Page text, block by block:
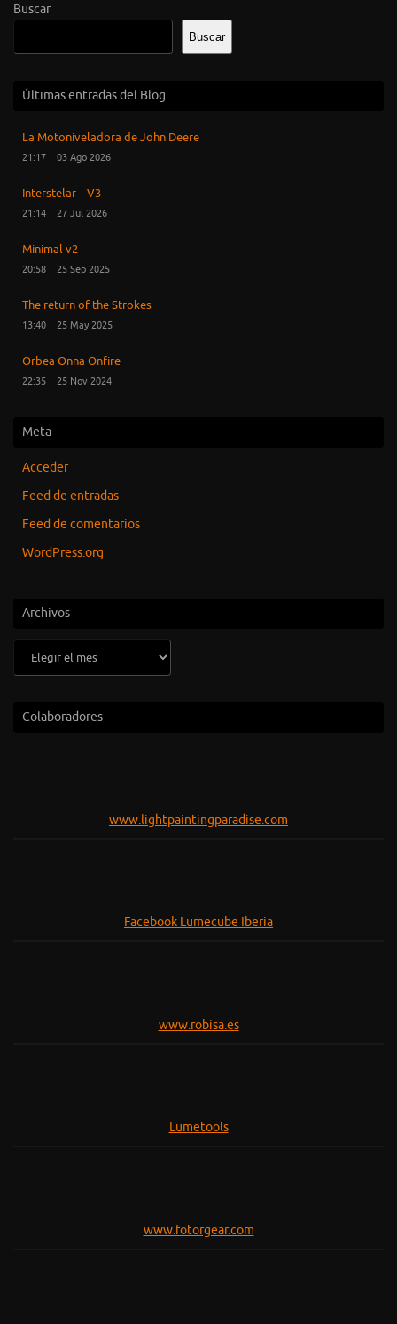
Buscar
Buscar
Últimas entradas del Blog
La Motoniveladora de John Deere
21:17 03 Ago 2026
Interstelar – V3
21:14 27 Jul 2026
Minimal v2
20:58 25 Sep 2025
The return of the Strokes
13:40 25 May 2025
Orbea Onna Onfire
22:35 25 Nov 2024
Meta
Acceder
Feed de entradas
Feed de comentarios
WordPress.org
Archivos
Colaboradores
www.lightpaintingparadise.com
Facebook Lumecube Iberia
www.robisa.es
Lumetools
www.fotorgear.com